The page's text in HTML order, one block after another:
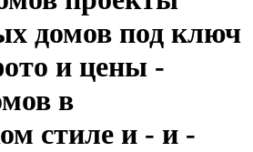
домов под ключ
и цены -
в
стиле и - и -